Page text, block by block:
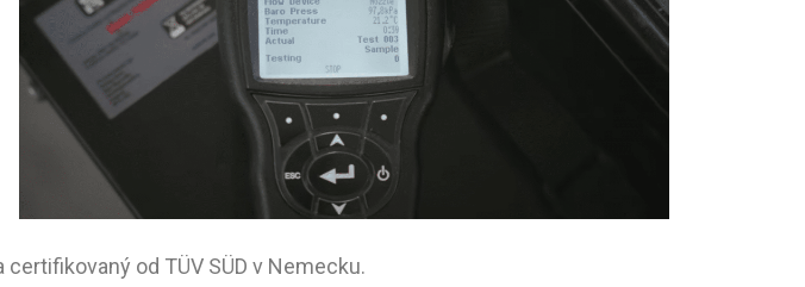
od TÜV SÜD v Nemecku.